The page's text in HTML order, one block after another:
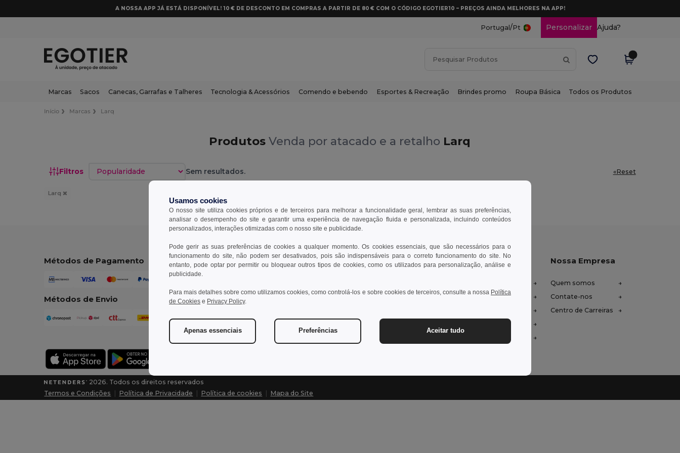
A NOSSA APP JÁ ESTÁ DISPONÍVEL! 10 € DE DESCONTO EM COMPRAS A PARTIR DE 80 € COM O CÓDIGO EGOTIER10 – PREÇOS AINDA MELHORES NA APP!
Portugal /Pt Personalizar Ajuda?
Marcas Sacos Canecas, Garrafas e Talheres Tecnologia & Acessórios Comendo e bebendo Esportes & Recreação Brindes promo Roupa Básica Todos os Produtos
Início Marcas Larq
ProdutosVenda por atacado e a retalho Larq
Filtros Classificar por Sem resultados. «Reset
Larq
Métodos de Pagamento
Métodos de Envio
Contate-nos
cliente@egotier.pt
vendas@egotier.pt
Deixe-nos ajudar
Preços de Atacado
Nossa Empresa
Quem somos
Contate-nos
Centro de Carreiras
2026. Todos os direitos reservados
Termos e Condições
Política de Privacidade Política de cookies Mapa do Site
Usamos cookies
O nosso site utiliza cookies próprios e de terceiros para melhorar a funcionalidade geral, lembrar as suas preferências,
analisar o desempenho do site e garantir uma experiência de navegação fluida e personalizada, incluindo conteúdos
personalizados, interações otimizadas com o nosso site e publicidade.
Pode gerir as suas preferências de cookies a qualquer momento. Os cookies essenciais, que são necessários para o
funcionamento do site, não podem ser desativados, pois são indispensáveis para o correto funcionamento do site. No
entanto, pode optar por permitir ou bloquear outros tipos de cookies, como os utilizados para personalização, análise e
publicidade.
Para mais detalhes sobre como utilizamos cookies, como controlá-los e sobre cookies de terceiros, consulte a nossa Política
de Cookies e Privacy Policy.
Apenas essenciais Preferências Aceitar tudo